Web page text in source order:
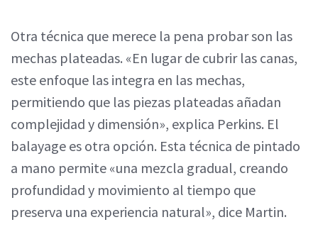
Otra técnica que merece la pena probar son las
mechas plateadas. «En lugar de cubrir las canas,
este enfoque las integra en las mechas,
permitiendo que las piezas plateadas añadan
complejidad y dimensión», explica Perkins. El
balayage es otra opción. Esta técnica de pintado
a mano permite «una mezcla gradual, creando
profundidad y movimiento al tiempo que
preserva una experiencia natural», dice Martin.